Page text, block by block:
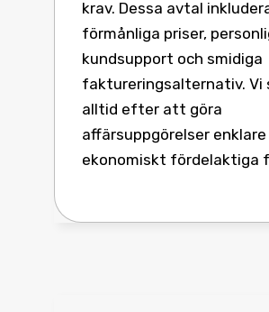
krav. Dessa avtal
förmånliga priser,
kundsupport och smidiga
faktureringsalternativ. Vi
alltid efter att göra
affärsuppgörelser enklare
ekonomiskt fördelaktiga